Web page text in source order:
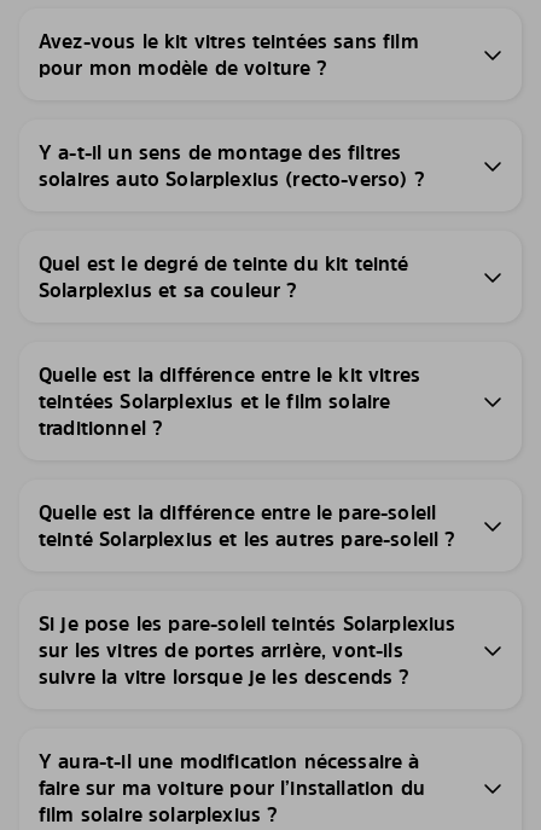
Avez-vous le kit vitres teintées sans film
pour mon modèle de voiture ?
Y a-t-il un sens de montage des filtres
solaires auto Solarplexius (recto-verso) ?
Quel est le degré de teinte du kit teinté
Solarplexius et sa couleur ?
Quelle est la différence entre le kit vitres
teintées Solarplexius et le film solaire
traditionnel ?
Quelle est la différence entre le pare-soleil
teinté Solarplexius et les autres pare-soleil ?
Si je pose les pare-soleil teintés Solarplexius
sur les vitres de portes arrière, vont-ils
suivre la vitre lorsque je les descends ?
Y aura-t-il une modification nécessaire à
faire sur ma voiture pour l’installation du
film solaire solarplexius ?